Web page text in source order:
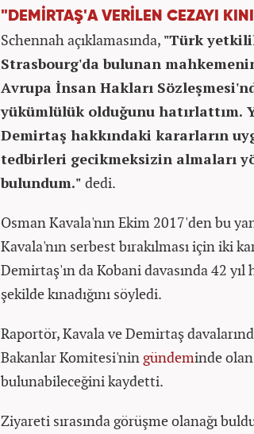
"DEMİRTAŞ'A VERİLEN CEZAYI
Schennah açıklamasında, "Türk
Strasbourg'da bulunan
Avrupa İnsan Hakları
yükümlülük olduğunu hatırlattım.
Demirtaş hakkındaki kararların
tedbirleri gecikmeksizin almaları
bulundum." dedi.
Osman Kavala'nın Ekim 2017'den bu
Kavala'nın serbest bırakılması için iki
Demirtaş'ın da Kobani davasında 42 yıl
şekilde kınadığını söyledi.
Raportör, Kavala ve Demirtaş
Bakanlar Komitesi'nin gündeminde
bulunabileceğini kaydetti.
Ziyareti sırasında görüşme olanağı